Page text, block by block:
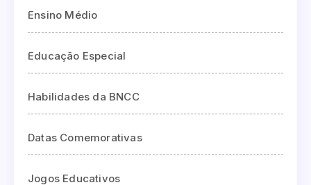
Ensino Médio
Educação Especial
Habilidades da BNCC
Datas Comemorativas
Jogos Educativos